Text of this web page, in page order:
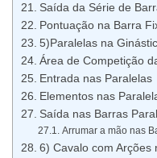
Saída da Série de
Pontuação na Barra
5)Paralelas na
Área de Competição
Entrada nas Paralelas
Elementos nas
Saída nas Barras
Arrumar a mão nas
6) Cavalo com Arções